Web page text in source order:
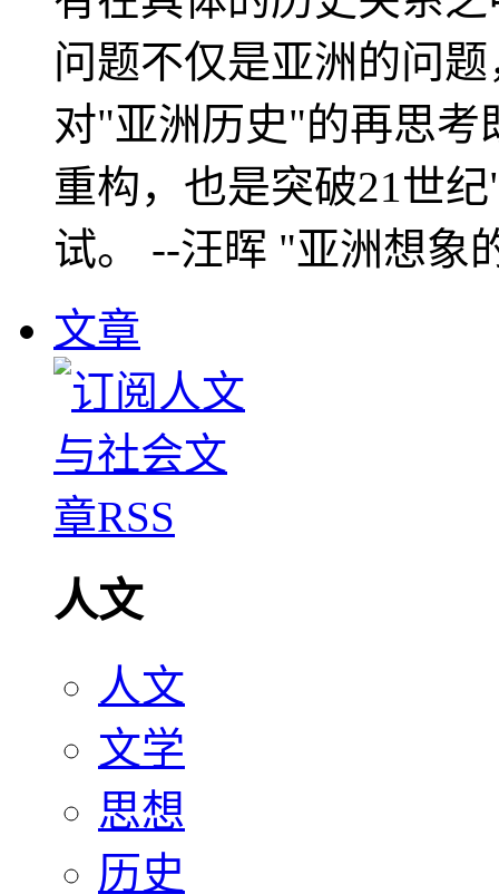
问题不仅是亚洲的问
对"亚洲历史"的再思考
重构，也是突破21世
试。 --汪晖 "亚洲想象
文章
人文
人文
文学
思想
历史